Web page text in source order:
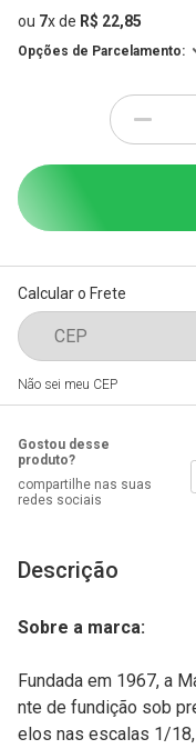
ou 7xde R$ 22,85
Opções de Parcelamento:
-
Calcular o Frete
Não sei meu CEP
Gostou desse
produto?
compartilhe nas suas
redes sociais
Descrição
Sobre a marca:
Fundada em 1967, a
nte de fundição sob
elos nas escalas 1/